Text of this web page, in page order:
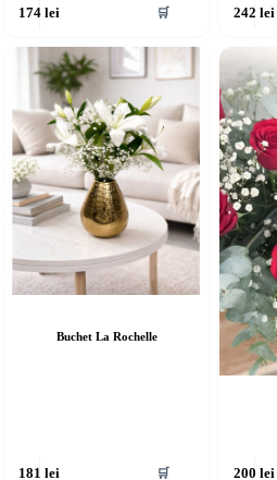
174lei 🛒 242lei
Buchet La Rochelle
181lei 🛒 200lei